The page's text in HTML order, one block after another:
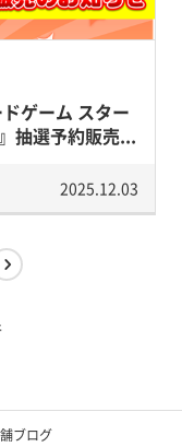
ゲーム スター
抽選予約販売...
2025.12.03
ブログ